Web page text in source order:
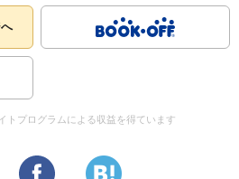
トプログラムによる収益を得ています